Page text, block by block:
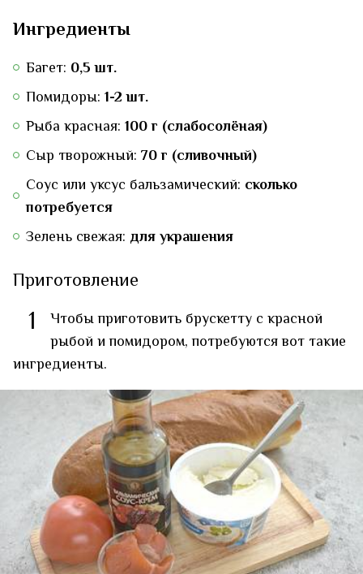
Ингредиенты
Багет: 0,5 шт.
Помидоры: 1-2 шт.
Рыба красная: 100 г (слабосолёная)
Сыр творожный: 70 г (сливочный)
Соус или уксус бальзамический: сколько
потребуется
Зелень свежая: для украшения
Приготовление
1
Чтобы приготовить брускетту с красной
рыбой и помидором, потребуются вот такие
ингредиенты.